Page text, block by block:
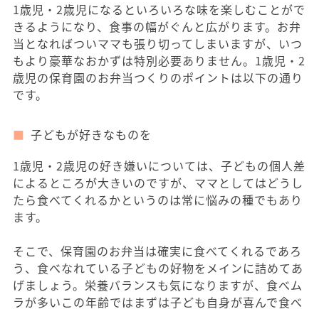
1歳児・2歳児になるといろいろな味を楽しむことがで
きるようになり、食事の幅がぐんと広がります。お弁
当となればついママも張り切ってしまいますが、いつ
もより豪華なおかずは特別必要ありません。1歳児・2
歳児の保育園のお弁当つくりのポイントは以下の通り
です。
子どもが好きなものを
1歳児・2歳児の好き嫌いについては、子どもの個人差
によるところが大きいのですが、ママとしてはどうし
たら食べてくれるかというのは常に悩みの種でもあり
ます。
そこで、保育園のお弁当は確実に食べてくれるであろ
う、食べなれている子どもの好物をメインに詰めてあ
げましょう。栄養バランスも気になりますが、食べム
ラが多いこの年齢ではまずは子ども自身が喜んで食べ